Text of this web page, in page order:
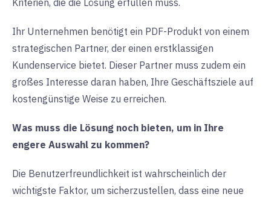
Ihr Unternehmen benötigt ein PDF-Produkt von einem
strategischen Partner, der einen erstklassigen
Kundenservice bietet. Dieser Partner muss zudem ein
großes Interesse daran haben, Ihre Geschäftsziele auf
kostengünstige Weise zu erreichen.
Was muss die Lösung noch bieten, um in Ihre
engere Auswahl zu kommen?
Die Benutzerfreundlichkeit ist wahrscheinlich der
wichtigste Faktor, um sicherzustellen, dass eine neue